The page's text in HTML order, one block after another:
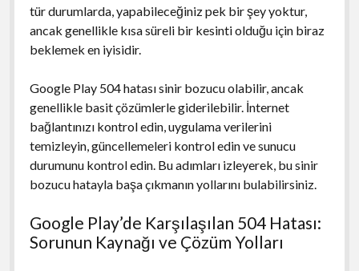
tür durumlarda, yapabileceğiniz pek bir şey yoktur,
ancak genellikle kısa süreli bir kesinti olduğu için biraz
beklemek en iyisidir.
Google Play 504 hatası sinir bozucu olabilir, ancak
genellikle basit çözümlerle giderilebilir. İnternet
bağlantınızı kontrol edin, uygulama verilerini
temizleyin, güncellemeleri kontrol edin ve sunucu
durumunu kontrol edin. Bu adımları izleyerek, bu sinir
bozucu hatayla başa çıkmanın yollarını bulabilirsiniz.
Google Play’de Karşılaşılan 504 Hatası:
Sorunun Kaynağı ve Çözüm Yolları